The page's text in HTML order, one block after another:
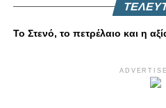
Το Στενό, το πετρέλαιο και η